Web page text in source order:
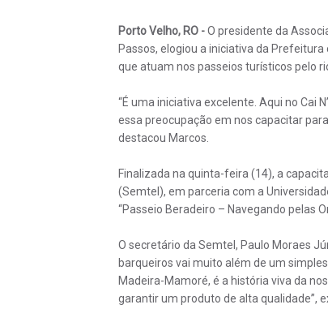
Porto Velho, RO -O presidente da
Passos, elogiou a iniciativa da
que atuam nos passeios turísticos pelo
“É uma iniciativa excelente. Aqui no Cai
essa preocupação em nos capacitar
destacou Marcos.
Finalizada na quinta-feira (14), a
(Semtel), em parceria com a
“Passeio Beradeiro – Navegando pelas
O secretário da Semtel, Paulo Moraes
barqueiros vai muito além de um
Madeira-Mamoré, é a história viva da
garantir um produto de alta qualidade”,